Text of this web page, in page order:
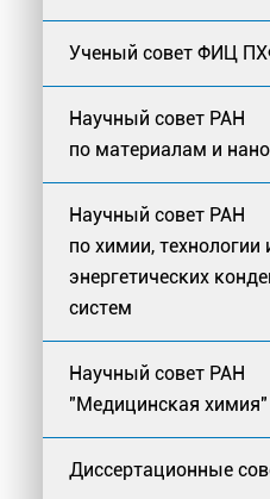
Ученый совет ФИЦ
Научный совет РАН
по материалам и
Научный совет РАН
по химии,
энергетических
систем
Научный совет РАН
"Медицинская химия"
Диссертационные